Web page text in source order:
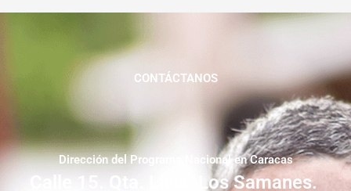
CONTÁCTANOS
Dirección del Programa Nacional en Caracas
Calle 15. Qta. Livia. Los Samanes.